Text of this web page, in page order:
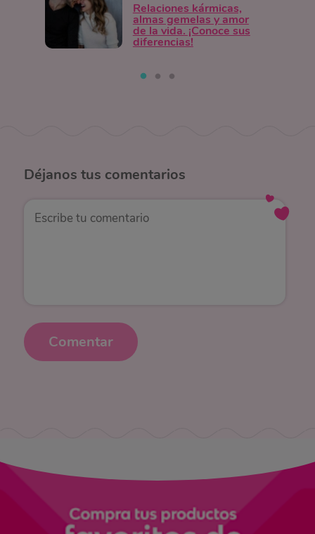
Relaciones kármicas,
almas gemelas y amor
de la vida. ¡Conoce sus
diferencias!
Déjanos tus comentarios
Comentar